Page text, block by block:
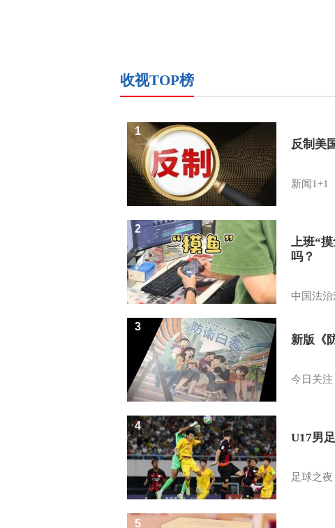
收视TOP榜
反制美
新闻1+1
1
上班“
吗？
中国法治
2
新版《
今日关注
3
U17男
足球之夜
4
5